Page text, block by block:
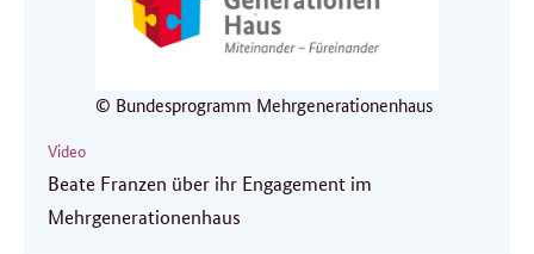
© Bundesprogramm Mehrgenerationenhaus
Video
Beate Franzen über ihr Engagement im
Mehrgenerationenhaus